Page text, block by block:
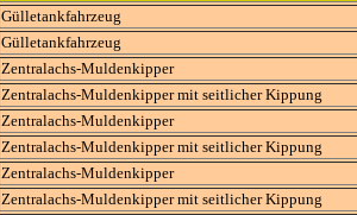
Gülletankfahrzeug
Gülletankfahrzeug
Zentralachs-Muldenkipper
Zentralachs-Muldenkipper mit seitlicher Kippung
Zentralachs-Muldenkipper
Zentralachs-Muldenkipper mit seitlicher Kippung
Zentralachs-Muldenkipper
Zentralachs-Muldenkipper mit seitlicher Kippung